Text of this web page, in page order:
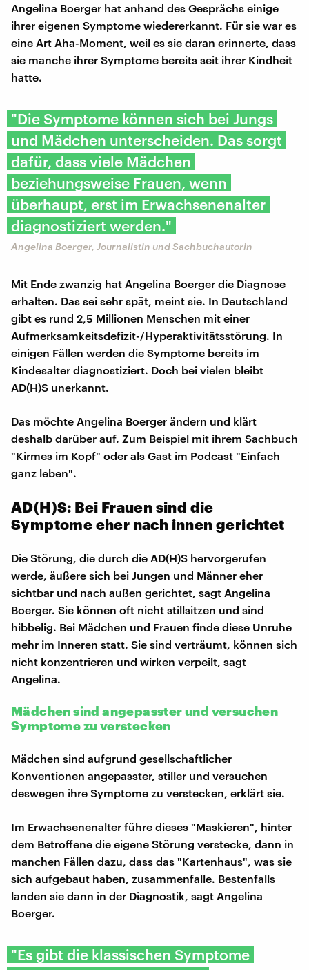
Angelina Boerger hat anhand des Gesprächs einige
ihrer eigenen Symptome wiedererkannt. Für sie war es
eine Art Aha-Moment, weil es sie daran erinnerte, dass
sie manche ihrer Symptome bereits seit ihrer Kindheit
hatte.
"Die Symptome können sich bei Jungs
und Mädchen unterscheiden. Das sorgt
dafür, dass viele Mädchen
beziehungsweise Frauen, wenn
überhaupt, erst im Erwachsenenalter
diagnostiziert werden."
Angelina Boerger, Journalistin und Sachbuchautorin
Mit Ende zwanzig hat Angelina Boerger die Diagnose
erhalten. Das sei sehr spät, meint sie. In Deutschland
gibt es rund 2,5 Millionen Menschen mit einer
Aufmerksamkeitsdefizit-/Hyperaktivitätsstörung. In
einigen Fällen werden die Symptome bereits im
Kindesalter diagnostiziert. Doch bei vielen bleibt
AD(H)S unerkannt.
Das möchte Angelina Boerger ändern und klärt
deshalb darüber auf. Zum Beispiel mit ihrem Sachbuch
"Kirmes im Kopf" oder als Gast im Podcast "Einfach
ganz leben".
AD(H)S: Bei Frauen sind die
Symptome eher nach innen gerichtet
Die Störung, die durch die AD(H)S hervorgerufen
werde, äußere sich bei Jungen und Männer eher
sichtbar und nach außen gerichtet, sagt Angelina
Boerger. Sie können oft nicht stillsitzen und sind
hibbelig. Bei Mädchen und Frauen finde diese Unruhe
mehr im Inneren statt. Sie sind verträumt, können sich
nicht konzentrieren und wirken verpeilt, sagt
Angelina.
Mädchen sind angepasster und versuchen
Symptome zu verstecken
Mädchen sind aufgrund gesellschaftlicher
Konventionen angepasster, stiller und versuchen
deswegen ihre Symptome zu verstecken, erklärt sie.
Im Erwachsenenalter führe dieses "Maskieren", hinter
dem Betroffene die eigene Störung verstecke, dann in
manchen Fällen dazu, dass das "Kartenhaus", was sie
sich aufgebaut haben, zusammenfalle. Bestenfalls
landen sie dann in der Diagnostik, sagt Angelina
Boerger.
"Es gibt die klassischen Symptome